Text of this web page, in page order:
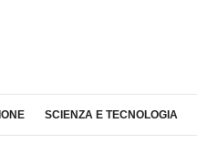
SCIENZA E TECNOLOGIA